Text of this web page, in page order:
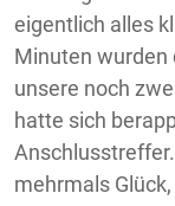
eigentlich alles
Minuten wurden
unsere noch
hatte sich
mehrmals